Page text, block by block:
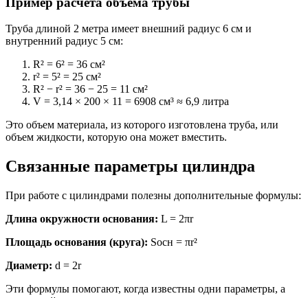
Труба длиной 2 метра имеет внешний радиус 6 см и
внутренний радиус 5 см:
R² = 6² = 36 см²
r² = 5² = 25 см²
R² − r² = 36 − 25 = 11 см²
V = 3,14 × 200 × 11 = 6908 см³ ≈ 6,9 литра
Это объем материала, из которого изготовлена труба, или
объем жидкости, которую она может вместить.
Связанные параметры цилиндра
При работе с цилиндрами полезны дополнительные формулы:
Длина окружности основания: L = 2πr
Площадь основания (круга): Sосн = πr²
Диаметр: d = 2r
Эти формулы помогают, когда известны одни параметры, а